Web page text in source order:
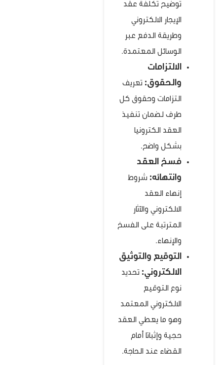
توضيح تكلفة عقد
الإيجار الالكتروني
وطريقة الدفع عبر
الوسائل المعتمدة.
الالتزامات
والحقوق: تعريف
التزامات وحقوق كل
طرف لضمان تنفيذ
العقد الكترونيا
بشكل واضح.
فسخ العقد
وانتهائه: شروط
إنهاء العقد
الالكتروني والآثار
المترتبة على الفسخ
والإنهاء.
التوقيع والتوثيق
الالكتروني: تحديد
نوع التوقيع
الالكتروني المعتمد
وهو ما يعطي العقد
حجية وإثباتا أمام
القضاء عند الحاجة.